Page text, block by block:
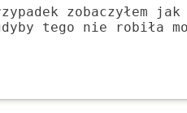
zobaczyłem
tego nie robiła